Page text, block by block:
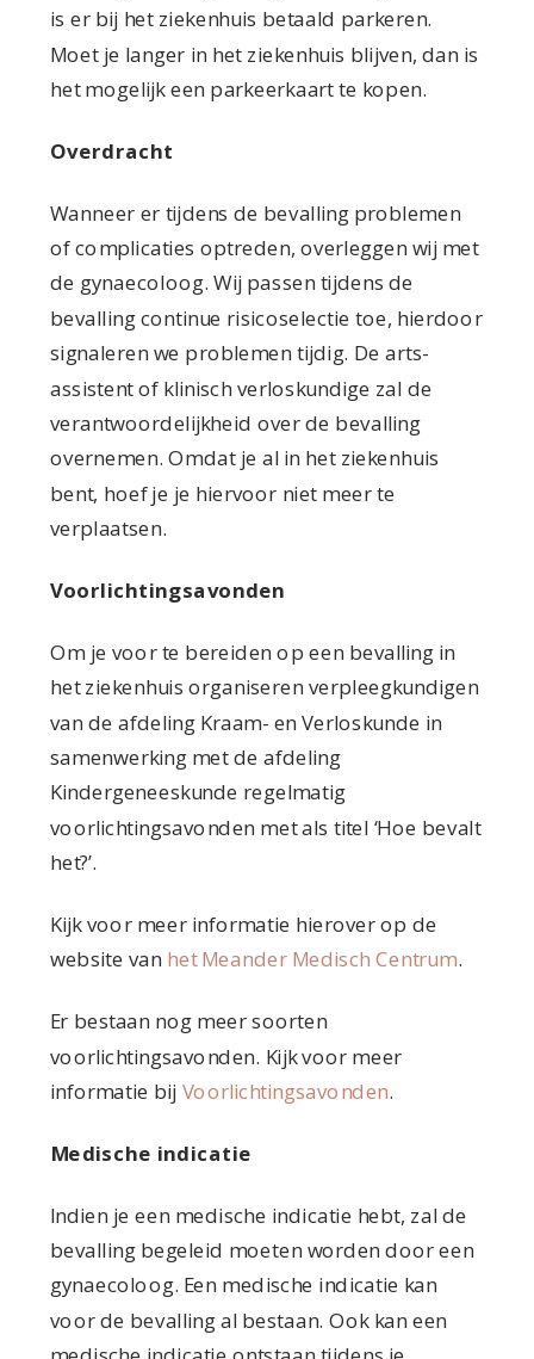
is er bij het ziekenhuis betaald parkeren.
Moet je langer in het ziekenhuis blijven, dan is
het mogelijk een parkeerkaart te kopen.
Overdracht
Wanneer er tijdens de bevalling problemen
of complicaties optreden, overleggen wij met
de gynaecoloog. Wij passen tijdens de
bevalling continue risicoselectie toe, hierdoor
signaleren we problemen tijdig. De arts-
assistent of klinisch verloskundige zal de
verantwoordelijkheid over de bevalling
overnemen. Omdat je al in het ziekenhuis
bent, hoef je je hiervoor niet meer te
verplaatsen.
Voorlichtingsavonden
Om je voor te bereiden op een bevalling in
het ziekenhuis organiseren verpleegkundigen
van de afdeling Kraam- en Verloskunde in
samenwerking met de afdeling
Kindergeneeskunde regelmatig
voorlichtingsavonden met als titel ‘Hoe bevalt
het?’.
Kijk voor meer informatie hierover op de
website van het Meander Medisch Centrum.
Er bestaan nog meer soorten
voorlichtingsavonden. Kijk voor meer
informatie bij Voorlichtingsavonden.
Medische indicatie
Indien je een medische indicatie hebt, zal de
bevalling begeleid moeten worden door een
gynaecoloog. Een medische indicatie kan
voor de bevalling al bestaan. Ook kan een